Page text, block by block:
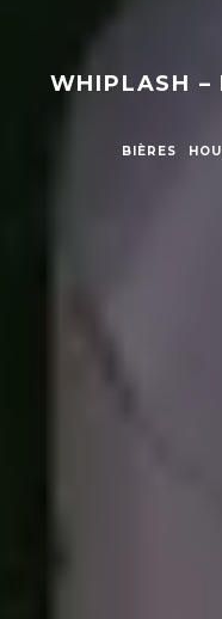
WHIPLASH –
BIÈRES